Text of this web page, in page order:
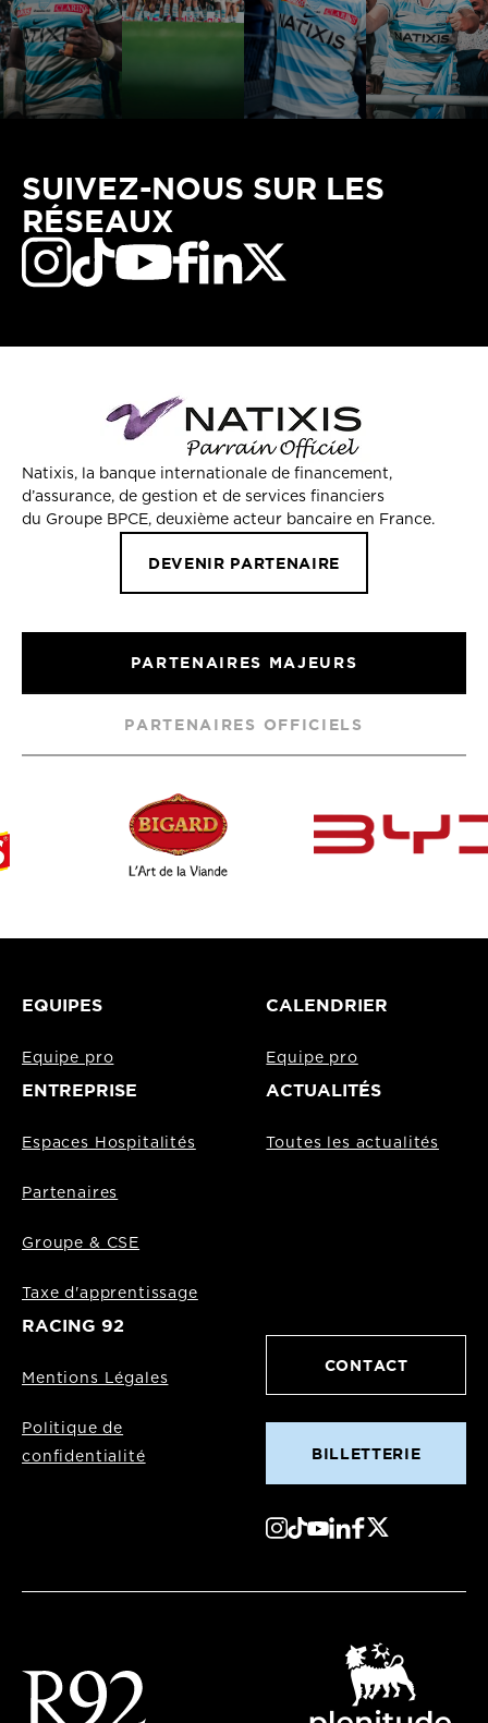
SUIVEZ-NOUS SUR LES
RÉSEAUX
Natixis, la banque internationale de financement,
d’assurance, de gestion et de services financiers
du Groupe BPCE, deuxième acteur bancaire en France.
DEVENIR PARTENAIRE
PARTENAIRES MAJEURS
PARTENAIRES OFFICIELS
EQUIPES
Equipe pro
CALENDRIER
Equipe pro
ENTREPRISE
Espaces Hospitalités
Partenaires
Groupe & CSE
Taxe d'apprentissage
ACTUALITÉS
Toutes les actualités
RACING 92
Mentions Légales
Politique de
confidentialité
CONTACT
BILLETTERIE